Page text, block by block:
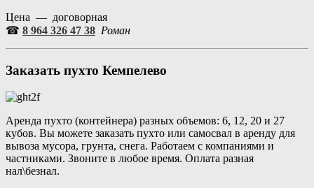
Цена — договорная
☎ 8 964 326 47 38 Роман
Заказать пухто Кемпелево
Аренда пухто (контейнера) разных объемов: 6, 12, 20 и 27
кубов. Вы можете заказать пухто или самосвал в аренду для
вывоза мусора, грунта, снега. Работаем с компаниями и
частниками. Звоните в любое время. Оплата разная
нал\безнал.